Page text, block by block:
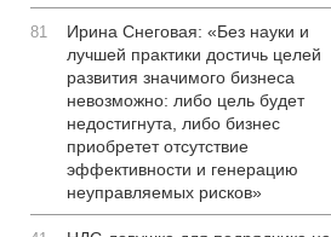
81
Ирина Снеговая: «Без науки и
лучшей практики достичь целей
развития значимого бизнеса
невозможно: либо цель будет
недостигнута, либо бизнес
приобретет отсутствие
эффективности и генерацию
неуправляемых рисков»